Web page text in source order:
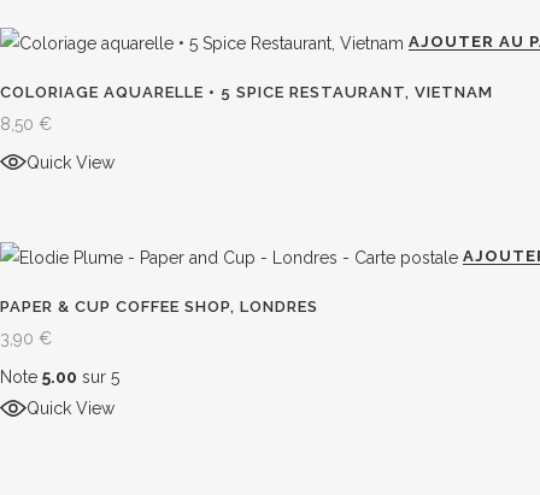
AJOUTER AU
COLORIAGE AQUARELLE • 5 SPICE RESTAURANT, VIETNAM
8,50 €
Quick View
PAPER & CUP COFFEE SHOP, LONDRES
3,90 €
Note 5.00 sur 5
Quick View